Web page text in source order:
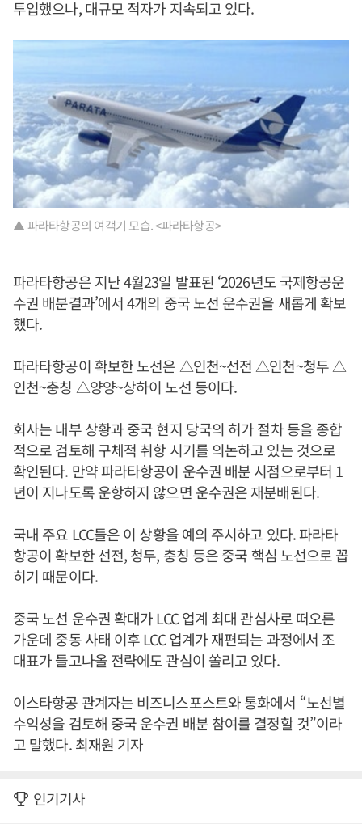
투입했으나, 대규모 적자가 지속되고 있다.
▲ 파라타항공의 여객기 모습. <파라타항공>
파라타항공은 지난 4월23일 발표된 ‘2026년도 국제항공운
수권 배분결과’에서 4개의 중국 노선 운수권을 새롭게 확보
했다.
파라타항공이 확보한 노선은 △인천~선전 △인천~청두 △
인천~충칭 △양양~상하이 노선 등이다.
회사는 내부 상황과 중국 현지 당국의 허가 절차 등을 종합
적으로 검토해 구체적 취항 시기를 의논하고 있는 것으로
확인된다. 만약 파라타항공이 운수권 배분 시점으로부터 1
년이 지나도록 운항하지 않으면 운수권은 재분배된다.
국내 주요 LCC들은 이 상황을 예의 주시하고 있다. 파라타
항공이 확보한 선전, 청두, 충칭 등은 중국 핵심 노선으로 꼽
히기 때문이다.
중국 노선 운수권 확대가 LCC 업계 최대 관심사로 떠오른
가운데 중동 사태 이후 LCC 업계가 재편되는 과정에서 조
대표가 들고나올 전략에도 관심이 쏠리고 있다.
이스타항공 관계자는 비즈니스포스트와 통화에서 “노선별
수익성을 검토해 중국 운수권 배분 참여를 결정할 것”이라
고 말했다. 최재원 기자
인기기사